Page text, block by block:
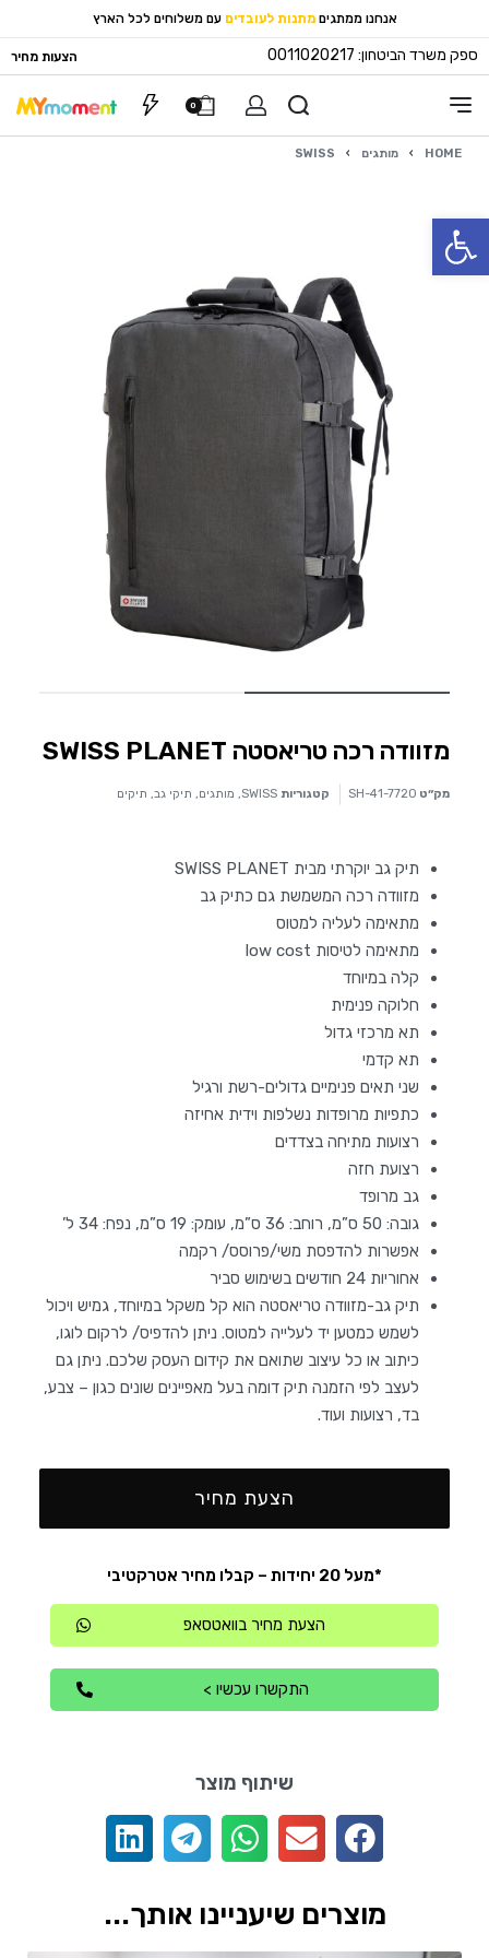
פתח סרגל נגישות
אנחנו ממתגים מתנות לעובדים עם משלוחים לכל הארץ
ספק משרד הביטחון: 0011020217 הצעות מחיר
0
HOME
› מותגים ›
SWISS
מזוודה רכה טריאסטה SWISS PLANET
מק״ט SH-41-7720 קטגוריות SWISS
, מותגים, תיקי גב, תיקים
תיק גב יוקרתי מבית SWISS PLANET
מזוודה רכה המשמשת גם כתיק גב
מתאימה לעליה למטוס
מתאימה לטיסות low cost
קלה במיוחד
חלוקה פנימית
תא מרכזי גדול
תא קדמי
שני תאים פנימיים גדולים-רשת ורגיל
כתפיות מרופדות נשלפות וידית אחיזה
רצועות מתיחה בצדדים
רצועת חזה
גב מרופד
גובה: 50 ס”מ, רוחב: 36 ס”מ, עומק: 19 ס”מ, נפח: 34 ל’
אפשרות להדפסת משי/פרוסס/ רקמה
אחוריות 24 חודשים בשימוש סביר
תיק גב-מזוודה טריאסטה הוא קל משקל במיוחד, גמיש ויכול
לשמש כמטען יד לעלייה למטוס. ניתן להדפיס/ לרקום לוגו,
כיתוב או כל עיצוב שתואם את קידום העסק שלכם. ניתן גם
לעצב לפי הזמנה תיק דומה בעל מאפיינים שונים כגון – צבע,
בד, רצועות ועוד.
הצעת מחיר
*מעל 20 יחידות – קבלו מחיר אטרקטיבי
הצעת מחיר בוואטסאפ
התקשרו עכשיו >
שיתוף מוצר
מוצרים שיעניינו אותך...